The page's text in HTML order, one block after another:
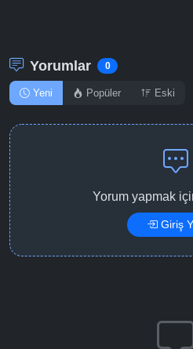
Yorumlar 0
Yeni Popüler Eski
Yorum yapmak
Giriş